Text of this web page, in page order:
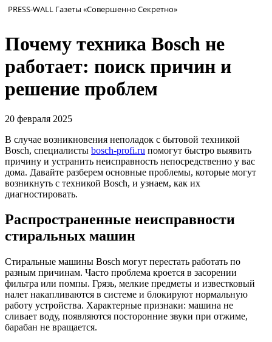
PRESS-WALL Газеты «Совершенно Секретно»
Почему техника Bosch не
работает: поиск причин и
решение проблем
20 февраля 2025
В случае возникновения неполадок с бытовой техникой
Bosch, специалисты bosch-profi.ru помогут быстро выявить
причину и устранить неисправность непосредственно у вас
дома. Давайте разберем основные проблемы, которые могут
возникнуть с техникой Bosch, и узнаем, как их
диагностировать.
Распространенные неисправности
стиральных машин
Стиральные машины Bosch могут перестать работать по
разным причинам. Часто проблема кроется в засорении
фильтра или помпы. Грязь, мелкие предметы и известковый
налет накапливаются в системе и блокируют нормальную
работу устройства. Характерные признаки: машина не
сливает воду, появляются посторонние звуки при отжиме,
барабан не вращается.